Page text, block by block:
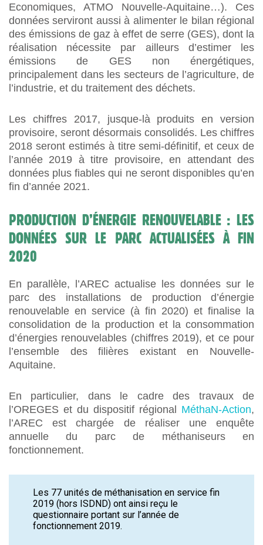
Economiques, ATMO Nouvelle-Aquitaine…). Ces
données serviront aussi à alimenter le bilan régional
des émissions de gaz à effet de serre (GES), dont la
réalisation nécessite par ailleurs d’estimer les
émissions de GES non énergétiques,
principalement dans les secteurs de l’agriculture, de
l’industrie, et du traitement des déchets.
Les chiffres 2017, jusque-là produits en version
provisoire, seront désormais consolidés. Les chiffres
2018 seront estimés à titre semi-définitif, et ceux de
l’année 2019 à titre provisoire, en attendant des
données plus fiables qui ne seront disponibles qu’en
fin d’année 2021.
PRODUCTION D’ÉNERGIE RENOUVELABLE : LES
DONNÉES SUR LE PARC ACTUALISÉES À FIN
2020
En parallèle, l’AREC actualise les données sur le
parc des installations de production d’énergie
renouvelable en service (à fin 2020) et finalise la
consolidation de la production et la consommation
d’énergies renouvelables (chiffres 2019), et ce pour
l’ensemble des filières existant en Nouvelle-
Aquitaine.
En particulier, dans le cadre des travaux de
l’OREGES et du dispositif régional MéthaN-Action,
l’AREC est chargée de réaliser une enquête
annuelle du parc de méthaniseurs en
fonctionnement.
Les 77 unités de méthanisation en service fin
2019 (hors ISDND) ont ainsi reçu le
questionnaire portant sur l’année de
fonctionnement 2019.